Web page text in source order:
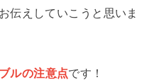
伝えしていこうと思いま
ルの注意点です！